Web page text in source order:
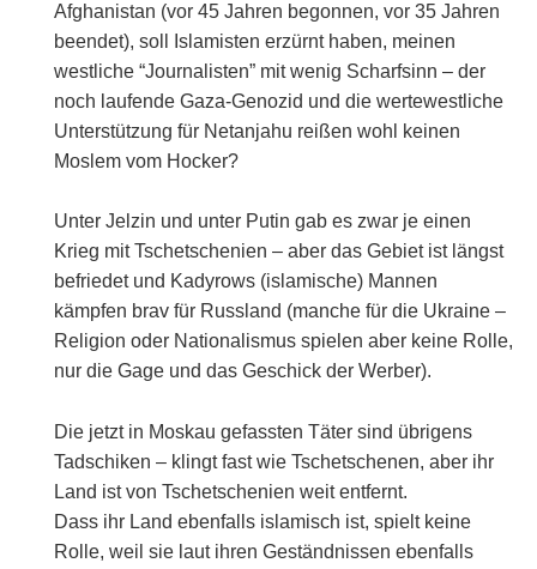
Afghanistan (vor 45 Jahren begonnen, vor 35 Jahren
beendet), soll Islamisten erzürnt haben, meinen
westliche “Journalisten” mit wenig Scharfsinn – der
noch laufende Gaza-Genozid und die wertewestliche
Unterstützung für Netanjahu reißen wohl keinen
Moslem vom Hocker?
Unter Jelzin und unter Putin gab es zwar je einen
Krieg mit Tschetschenien – aber das Gebiet ist längst
befriedet und Kadyrows (islamische) Mannen
kämpfen brav für Russland (manche für die Ukraine –
Religion oder Nationalismus spielen aber keine Rolle,
nur die Gage und das Geschick der Werber).
Die jetzt in Moskau gefassten Täter sind übrigens
Tadschiken – klingt fast wie Tschetschenen, aber ihr
Land ist von Tschetschenien weit entfernt.
Dass ihr Land ebenfalls islamisch ist, spielt keine
Rolle, weil sie laut ihren Geständnissen ebenfalls